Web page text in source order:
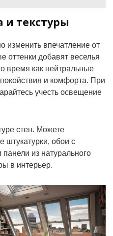
и текстуры
изменить впечатление от
добавят веселья
время как нейтральные
и комфорта. При
учесть освещение
стен. Можете
штукатурки, обои с
из натурального
в интерьер.